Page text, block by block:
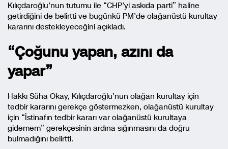
Kılıçdaroğlu’nun tutumu ile “CHP’yi askıda parti” haline
getirdiğini de belirtti ve bugünkü PM’de olağanüstü kurultay
kararını destekleyeceğini açıkladı.
“Çoğunu yapan, azını da
yapar”
Hakkı Süha Okay, Kılıçdaroğlu’nun olağan kurultay için
tedbir kararını gerekçe göstermezken, olağanüstü kurultay
için “İstinafın tedbir kararı var olağanüstü kurultaya
gidemem” gerekçesinin ardına sığınmasını da doğru
bulmadığını belirtti.